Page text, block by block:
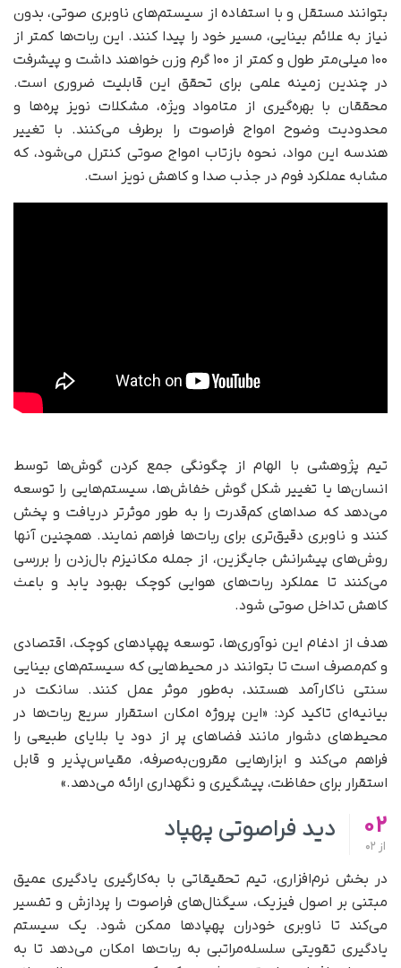
بتوانند مستقل و با استفاده از سیستم‌های ناوبری صوتی، بدون
نیاز به علائم بینایی، مسیر خود را پیدا کنند. این ربات‌ها کمتر از
۱۰۰ میلی‌متر طول و کمتر از ۱۰۰ گرم وزن خواهند داشت و پیشرفت
در چندین زمینه علمی برای تحقق این قابلیت ضروری است.
محققان با بهره‌گیری از متامواد ویژه، مشکلات نویز پره‌ها و
محدودیت وضوح امواج فراصوت را برطرف می‌کنند. با تغییر
هندسه این مواد، نحوه بازتاب امواج صوتی کنترل می‌شود، که
مشابه عملکرد فوم در جذب صدا و کاهش نویز است.
تیم پژوهشی با الهام از چگونگی جمع کردن گوش‌ها توسط
انسان‌ها یا تغییر شکل گوش خفاش‌ها، سیستم‌هایی را توسعه
می‌دهد که صداهای کم‌قدرت را به‌ طور موثرتر دریافت و پخش
کنند و ناوبری دقیق‌تری برای ربات‌ها فراهم نمایند. همچنین آنها
روش‌های پیشرانش جایگزین، از جمله مکانیزم بال‌زدن را بررسی
می‌کنند تا عملکرد ربات‌های هوایی کوچک بهبود یابد و باعث
کاهش تداخل صوتی شود.
هدف از ادغام این نوآوری‌ها، توسعه پهپادهای کوچک، اقتصادی
و کم‌مصرف است تا بتوانند در محیط‌هایی که سیستم‌های بینایی
سنتی ناکارآمد هستند، به‌طور موثر عمل کنند. سانکت در
بیانیه‌ای تاکید کرد: «این پروژه امکان استقرار سریع ربات‌ها در
محیط‌های دشوار مانند فضاهای پر از دود یا بلایای طبیعی را
فراهم می‌کند و ابزارهایی مقرون‌به‌صرفه، مقیاس‌پذیر و قابل
استقرار برای حفاظت، پیشگیری و نگهداری ارائه می‌دهد.»
02
از
دید فراصوتی پهپاد
در بخش نرم‌افزاری، تیم تحقیقاتی با به‌کارگیری یادگیری عمیق
مبتنی بر اصول فیزیک، سیگنال‌های فراصوت را پردازش و تفسیر
می‌کند تا ناوبری خودران پهپادها ممکن شود. یک سیستم
یادگیری تقویتی سلسله‌مراتبی به ربات‌ها امکان می‌دهد تا به